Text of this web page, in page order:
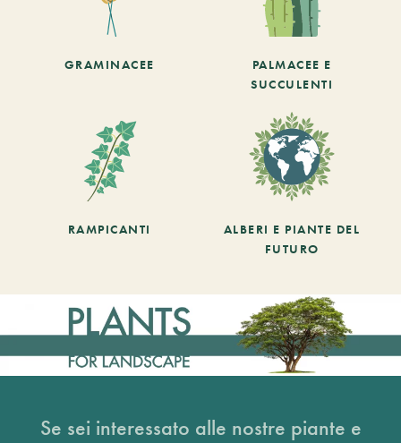
GRAMINACEE
PALMACEE E
SUCCULENTI
RAMPICANTI
ALBERI E PIANTE DEL
FUTURO
Se sei interessato alle nostre piante e